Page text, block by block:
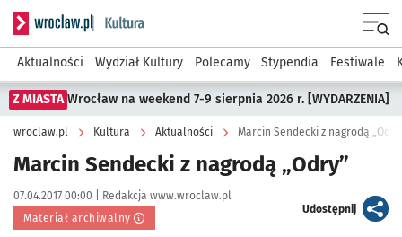
Serwis informacyjny wroclaw.pl podserwis: Kultura
Aktualności Wydział Kultury Polecamy Stypendia Festiwale
Z MIASTA Wrocław na weekend 7-9 sierpnia 2026 r. [WYDARZENIA]
wroclaw.pl Kultura Aktualności Marcin Sendecki z nagrodą
Marcin Sendecki z nagrodą „Odry”
Data publikacji:
07.04.2017 00:00 | Autor:
Redakcja www.wroclaw.pl
Materiał archiwalny
Udostępnijartykuł